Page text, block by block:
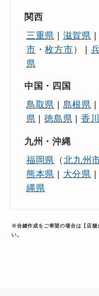
関西
三重県 | 滋賀県 |
市 ・枚方市 ） |
県
中国・四国
鳥取県
島根県
県 |徳島県 香
九州・沖縄
福岡県 （北九州
熊本県
大分県
縄県
※合鍵作成をご希望の場合は【店舗
い。